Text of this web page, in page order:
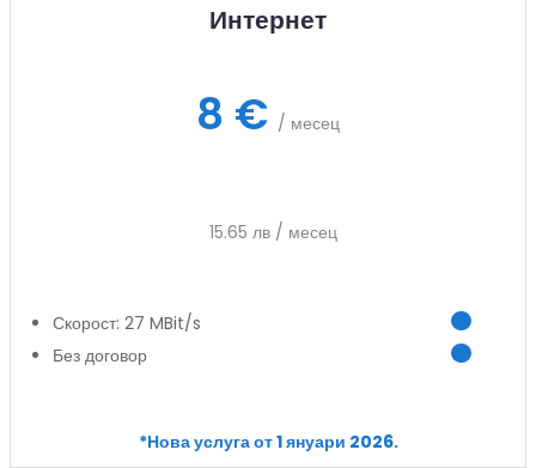
Интернет
8 € / месец
15.65 лв / месец
Скорост: 27 MBit/s
Без договор
*Нова услуга от 1 януари 2026.